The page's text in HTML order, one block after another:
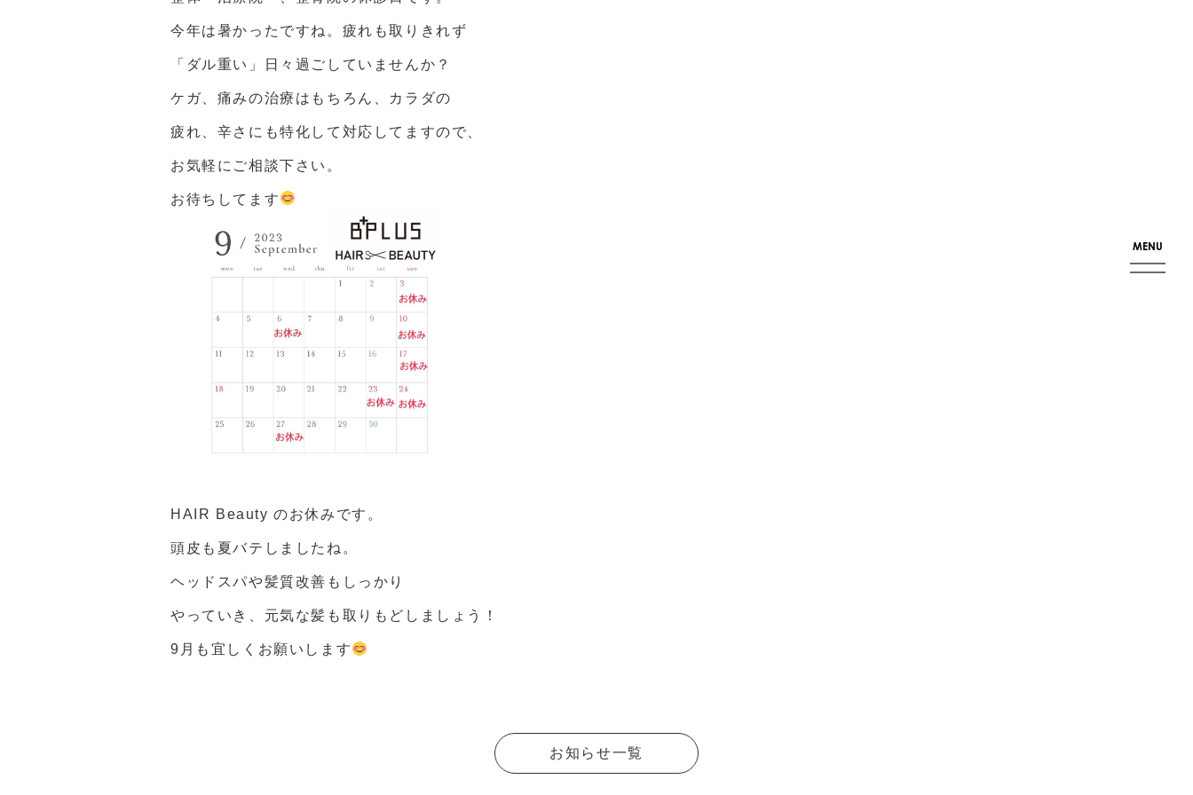
今年は暑かったですね。疲れも取りきれず
「ダル重い」日々過ごしていませんか？
ケガ、痛みの治療はもちろん、カラダの
疲れ、辛さにも特化して対応してますので、
お気軽にご相談下さい。
お待ちしてます
HAIR Beauty のお休みです。
頭皮も夏バテしましたね。
ヘッドスパや髪質改善もしっかり
やっていき、元気な髪も取りもどしましょう！
9月も宜しくお願いします
お知らせ一覧